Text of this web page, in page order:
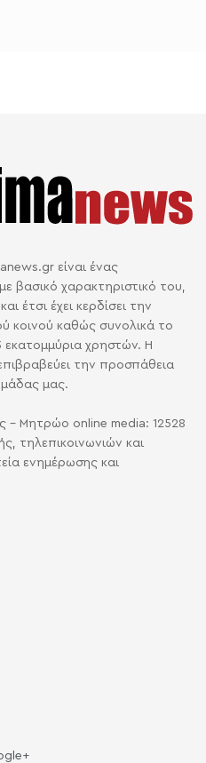
είναι ένας
βασικό χαρακτηριστικό του,
έτσι έχει κερδίσει την
κοινού καθώς συνολικά το
χρηστών. Η
την προσπάθεια
μας.
- Μητρώο online media: 12528
τηλεπικοινωνιών και
ενημέρωσης και